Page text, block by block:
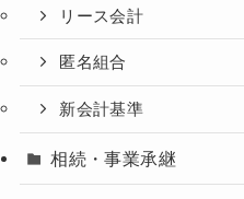
リース会計
匿名組合
新会計基準
相続・事業承継